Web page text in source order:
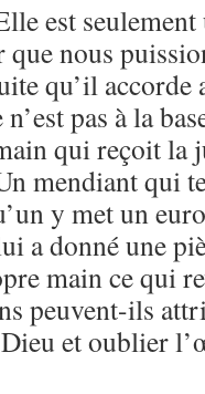
est
nous
qu’il accorde
pas à la
qui reçoit la
mendiant qui
y met un
a donné une
main ce qui
peuvent-ils
et oublier